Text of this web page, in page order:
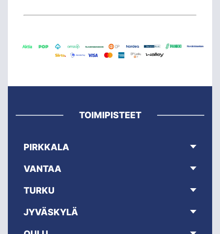
TOIMIPISTEET
PIRKKALA
VANTAA
TURKU
JYVÄSKYLÄ